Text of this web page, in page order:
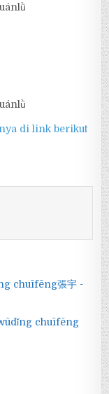
di link berikut
chuīfēng